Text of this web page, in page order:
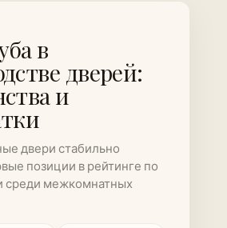
в
дверей:
и
двери стабильно
позиции в рейтинге по
среди межкомнатных